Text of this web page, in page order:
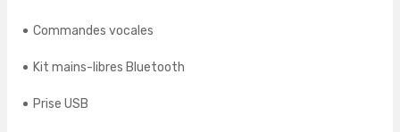
Commandes vocales
Kit mains-libres Bluetooth
Prise USB